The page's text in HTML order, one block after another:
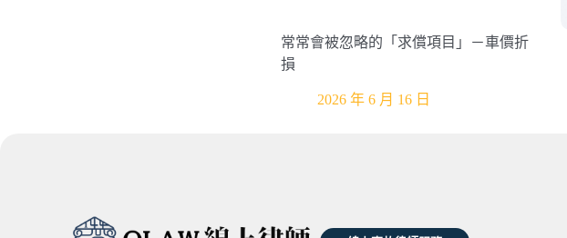
常常會被忽略的「求償項目」－車價折
損
2026 年 6 月 16 日